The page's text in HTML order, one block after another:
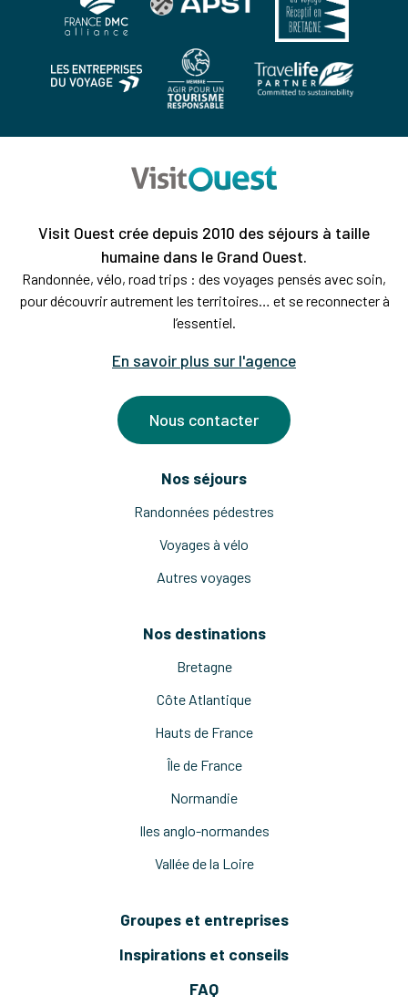
Visit Ouest crée depuis 2010 des séjours à taille
humaine dans le Grand Ouest.
Randonnée, vélo, road trips : des voyages pensés avec soin,
pour découvrir autrement les territoires… et se reconnecter à
l’essentiel.
En savoir plus sur l'agence
Nous contacter
Nos séjours
Randonnées pédestres
Voyages à vélo
Autres voyages
Nos destinations
Bretagne
Côte Atlantique
Hauts de France
Île de France
Normandie
Iles anglo-normandes
Vallée de la Loire
Groupes et entreprises
Inspirations et conseils
FAQ